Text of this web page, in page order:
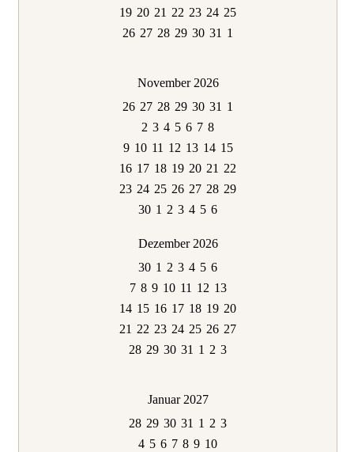
19 20 21 22 23 24 25
26 27 28 29 30 31 1
November 2026
26 27 28 29 30 31 1
2 3 4 5 6 7 8
9 10 11 12 13 14 15
16 17 18 19 20 21 22
23 24 25 26 27 28 29
30 1 2 3 4 5 6
Dezember 2026
30 1 2 3 4 5 6
7 8 9 10 11 12 13
14 15 16 17 18 19 20
21 22 23 24 25 26 27
28 29 30 31 1 2 3
Januar 2027
28 29 30 31 1 2 3
4 5 6 7 8 9 10